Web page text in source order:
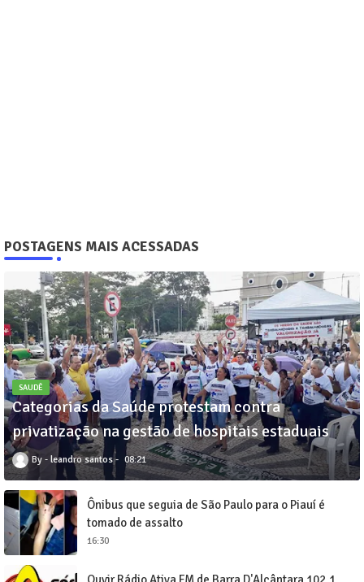
POSTAGENS MAIS ACESSADAS
SAUDÊ
Categorias da Saúde protestam contra
privatização na gestão de hospitais estaduais
leandro santos 08:21
Ônibus que seguia de São Paulo para o Piauí é
tomado de assalto
16:30